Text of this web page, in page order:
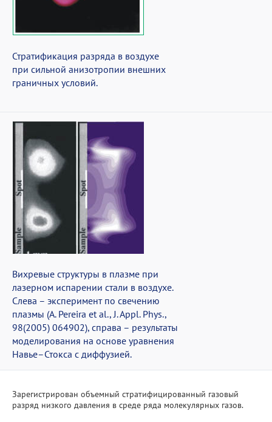
Стратификация разряда в воздухе
при сильной анизотропии внешних
граничных условий.
Вихревые структуры в плазме при
лазерном испарении стали в воздухе.
Слева – эксперимент по свечению
плазмы (A. Pereira et al., J. Appl. Phys.,
98(2005) 064902), справа – результаты
моделирования на основе уравнения
Навье–Стокса с диффузией.
Зарегистрирован объемный стратифицированный газовый
разряд низкого давления в среде ряда молекулярных газов.